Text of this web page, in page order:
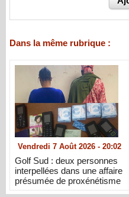
Dans la même rubrique :
Vendredi 7 Août 2026 - 20:02
Golf Sud : deux personnes
interpellées dans une affaire
présumée de proxénétisme